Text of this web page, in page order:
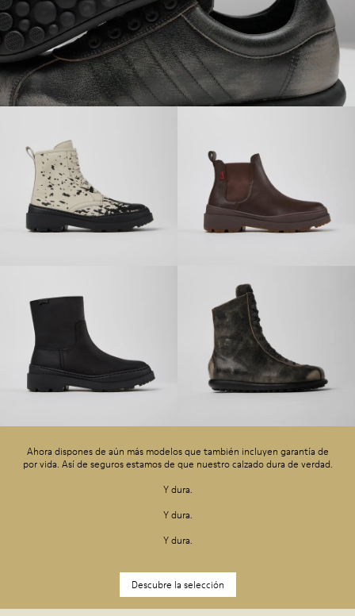
Ahora dispones de aún más modelos que también incluyen garantía de
por vida. Así de seguros estamos de que nuestro calzado dura de verdad.
Y dura.
Y dura.
Y dura.
Descubre la selección